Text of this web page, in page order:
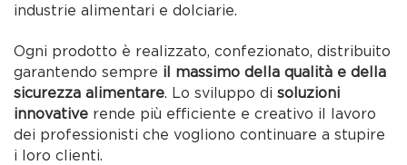
industrie alimentari e dolciarie.
Ogni prodotto è realizzato, confezionato, distribuito
garantendo sempre il massimo della qualità e della
sicurezza alimentare. Lo sviluppo disoluzioni
innovative rende più efficiente e creativo il lavoro
dei professionisti che vogliono continuare a stupire
i loro clienti.